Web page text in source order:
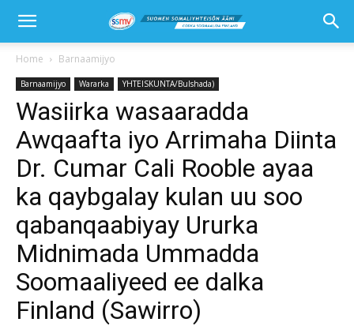
Home Barnaamijyo
Barnaamijyo Wararka YHTEISKUNTA/Bulshada)
Wasiirka wasaaradda
Awqaafta iyo Arrimaha Diinta
Dr. Cumar Cali Rooble ayaa
ka qaybgalay kulan uu soo
qabanqaabiyay Ururka
Midnimada Ummadda
Soomaaliyeed ee dalka
Finland (Sawirro)